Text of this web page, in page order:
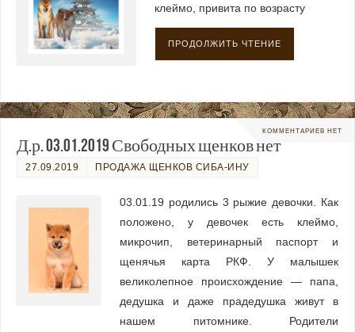
клеймо, привита по возрасту
ПРОДОЛЖИТЬ ЧТЕНИЕ
КОММЕНТАРИЕВ НЕТ
Д.р. 03.01.2019 Свободных щенков нет
27.09.2019 ПРОДАЖА ЩЕНКОВ СИБА-ИНУ
03.01.19 родились 3 рыжие девочки. Как
положено, у девочек есть клеймо,
микрочип, ветеринарный паспорт и
щенячья карта РКФ. У малышек
великолепное происхождение — папа,
дедушка и даже прадедушка живут в
нашем питомнике. Родители